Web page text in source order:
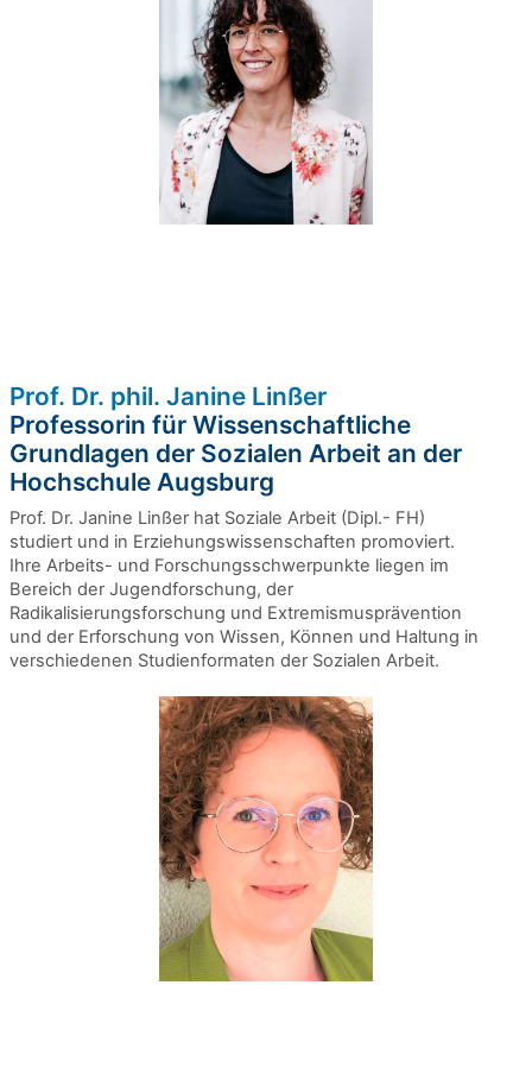
Prof. Dr. phil. Janine Linßer
Professorin für Wissenschaftliche
Grundlagen der Sozialen Arbeit an der
Hochschule Augsburg
Prof. Dr. Janine Linßer hat Soziale Arbeit (Dipl.- FH)
studiert und in Erziehungswissenschaften promoviert.
Ihre Arbeits- und Forschungsschwerpunkte liegen im
Bereich der Jugendforschung, der
Radikalisierungsforschung und Extremismusprävention
und der Erforschung von Wissen, Können und Haltung in
verschiedenen Studienformaten der Sozialen Arbeit.